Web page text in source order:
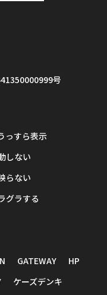
号
っすら表示
しない
らない
グラする
GATEWAY
HP
ケーズデンキ